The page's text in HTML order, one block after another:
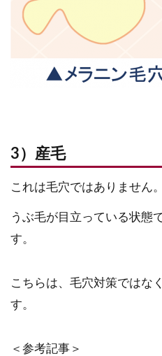
3）産毛
これは毛穴ではありません。
うぶ毛が目立っている状態
す。
こちらは、毛穴対策ではな
す。
＜参考記事＞